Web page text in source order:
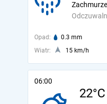
Opad: 0.3 mm
Wiatr:
15 km/h
06:00
22°C